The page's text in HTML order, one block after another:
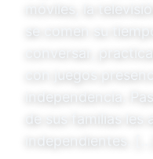
móviles, la
se comen su
conversar,
con juegos
independencia.
de sus familias les
independientes. […]